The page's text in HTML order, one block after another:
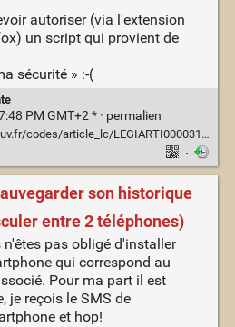
autoriser (via l'extension
un script qui provient de
sécurité » :-(
PM GMT+2 * · permalien
article_lc/LEGIARTI000031721244/
·
son historique
entre 2 téléphones)
pas obligé d'installer
qui correspond au
Pour ma part il est
je reçois le SMS de
et hop!